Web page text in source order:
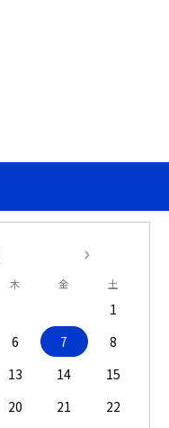
木 金 土
1
6 7
8
13 14
15
20 21
22